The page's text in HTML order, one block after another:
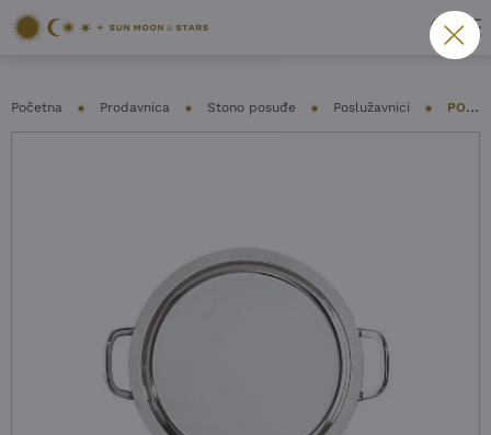
Početna Prodavnica Stono posuđe Poslužavnici POSLUŽAVNIK SAMBONET – ELITE